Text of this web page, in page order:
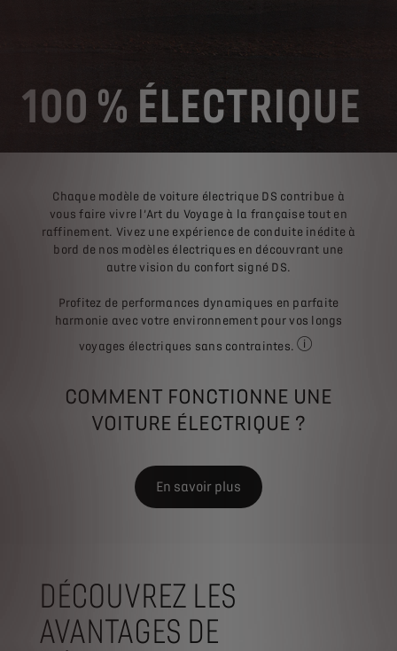
100 % ÉLECTRIQUE
Chaque modèle de voiture électrique DS contribue à
vous faire vivre l’Art du Voyage à la française tout en
raffinement. Vivez une expérience de conduite inédite à
bord de nos modèles électriques en découvrant une
autre vision du confort signé DS.
Profitez de performances dynamiques en parfaite
harmonie avec votre environnement pour vos longs
voyages électriques sans contraintes.
COMMENT FONCTIONNE UNE
VOITURE ÉLECTRIQUE ?
En savoir plus
DÉCOUVREZ LES
AVANTAGES DE